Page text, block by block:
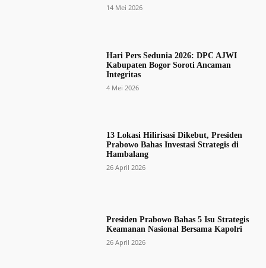
14 Mei 2026
Hari Pers Sedunia 2026: DPC AJWI
Kabupaten Bogor Soroti Ancaman
Integritas
4 Mei 2026
13 Lokasi Hilirisasi Dikebut, Presiden
Prabowo Bahas Investasi Strategis di
Hambalang
26 April 2026
Presiden Prabowo Bahas 5 Isu Strategis
Keamanan Nasional Bersama Kapolri
26 April 2026